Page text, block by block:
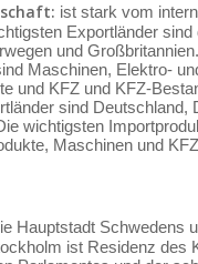
ist stark vom
Exportländer sind
und
Maschinen, Elektro-
und KFZ und KFZ-
sind Deutschland,
wichtigsten
Maschinen und
Hauptstadt Schwedens
ist Residenz des